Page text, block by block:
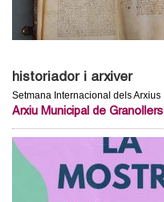
historiador i arxiver
Setmana Internacional dels Arxius
Arxiu Municipal de Granollers